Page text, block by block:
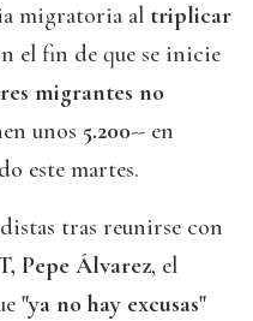
migratoria al triplicar
el fin de que se inicie
migrantes no
unos 5.200-- en
este martes.
tras reunirse con
Pepe Álvarez, el
"ya no hay excusas"